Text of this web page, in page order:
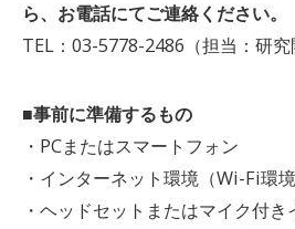
ら、お電話にてご連絡ください。
TEL：03-5778-2486（担当：研
■事前に準備するもの
・PCまたはスマートフォン
・インターネット環境（Wi-Fi環境
・ヘッドセットまたはマイク付